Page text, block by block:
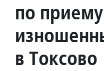
по приему
в Токсово